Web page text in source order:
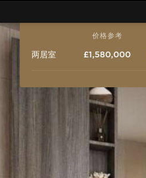
两居室 £1,580,000
价格参考